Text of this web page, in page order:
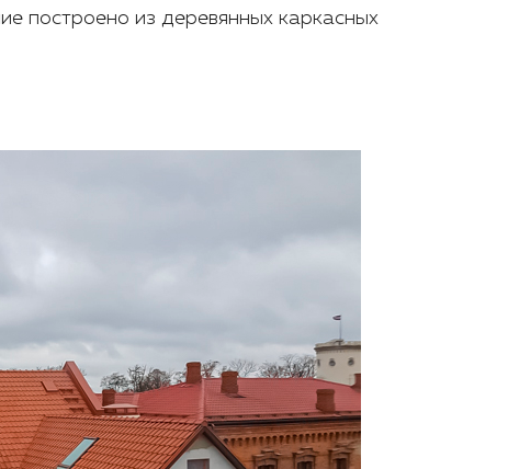
построено из деревянных каркасных